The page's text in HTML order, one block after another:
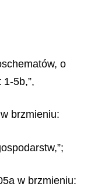
o
5b,”,
brzmieniu:
w brzmieniu: